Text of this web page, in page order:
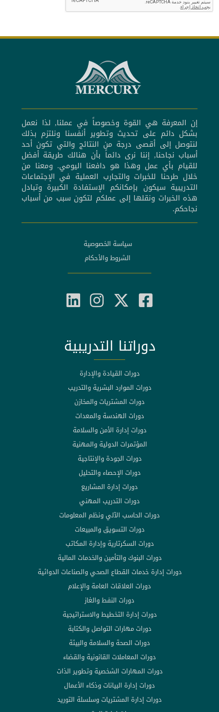
إن المعرفة هي القوة وخصوصاً في عملنا, لذا نعمل
بشكل دائم على تحديث وتطوير أنفسنا ونلتزم بذلك
لنتوصل إلى أقصى درجة من النتائج والتي تكون أحد
أسباب نجاحنا, إننا نرى دائماً بأن هنالك طريقة أفضل
للقيام بأي عمل وهذا هو دافعنا اليومي. ومعنا من
خلال طرحنا للخبرات والتجارب العملية في الإجتماعات
التدريبية سيكون بإمكانكم الإستفادة الكبيرة وتبادل
هذه الخبرات ونقلها إلى عملكم لتكون سبب من أسباب
نجاحكم.
سياسة الخصوصية
الشروط والأحكام
دوراتنا التدريبية
دورات القيادة والإدارة
دورات الموارد البشرية والتدريب
دورات المشتريات والمخازن
دورات الهندسة والمعدات
دورات إدارة الأمن والسلامة
المؤتمرات الدولية والمهنية
دورات الجودة والإنتاجية
دورات الإحصاء والتحليل
دورات إدارة المشاريع
دورات التدريب المهني
دورات الحاسب الآلي ونظم المعلومات
دورات التسويق والمبيعات
دورات السكرتارية وإدارة المكاتب
دورات البنوك والتأمين والخدمات المالية
دورات إدارة خدمات القطاع الصحي والصناعات الدوائية
دورات العلاقات العامة والإعلام
دورات النفط والغاز
دورات إدارة التخطيط والاستراتيجية
دورات مهارات التواصل والكتابة
دورات الصحة والسلامة والبيئة
دورات المعاملات القانونية والقضاء
دورات المهارات الشخصية وتطوير الذات
دورات إدارة البيانات وذكاء الأعمال
دورات إدارة المشتريات وسلسلة التوريد